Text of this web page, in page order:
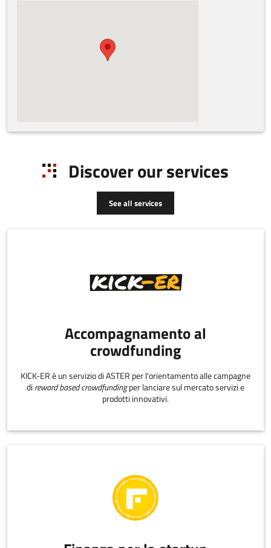
Discover our services
See all services
Accompagnamento al
crowdfunding
KICK-ER è un servizio di ASTER per l'orientamento alle campagne
di reward based crowdfundingper lanciare sul mercato servizi e
prodotti innovativi.